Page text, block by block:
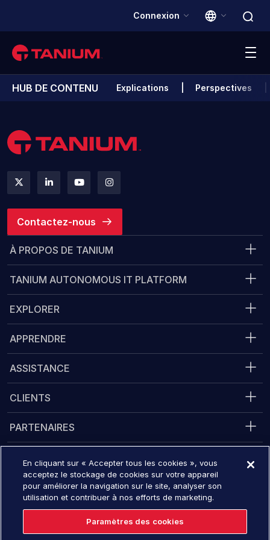
Connexion
Plateforme
Solutions
Clients
Partenaires
Ressources
Entreprise
HUB DE CONTENU Explications Perspectives
Contactez-nous
À PROPOS DE TANIUM
TANIUM AUTONOMOUS IT PLATFORM
EXPLORER
APPRENDRE
ASSISTANCE
CLIENTS
PARTENAIRES
Converge 2026 16 novembre - 19, 2026
S’inscrire maintenant
En cliquant sur « Accepter tous les cookies », vous
acceptez le stockage de cookies sur votre appareil
pour améliorer la navigation sur le site, analyser son
utilisation et contribuer à nos efforts de marketing.
Paramètres des cookies